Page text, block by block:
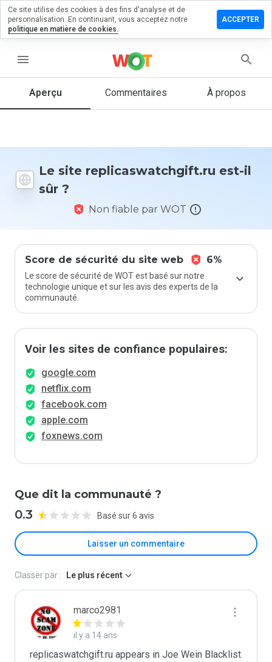
menu
Aperçu Commentaires À propos
Le site replicaswatchgift.ru est-il
sûr ?
Non fiable par WOT
Score de sécurité du site web 6%
Le score de sécurité de WOT est basé sur notre
technologie unique et sur les avis des experts de la
communauté.
Voir les sites de confiance populaires:
google.com
netflix.com
facebook.com
apple.com
foxnews.com
Que dit la communauté ?
0.3 Basé sur 6 avis
Laisser un commentaire
un
sur
Quelle
donneriez-
Classer par : Le plus récent
marco2981
il y a 14 ans
replicaswatchgift.ru appears in Joe Wein Blacklist
Ce site utilise des cookies à des fins d'analyse et de
personnalisation. En continuant, vous acceptez notre
politique en matière de cookies.
ACCEPTER